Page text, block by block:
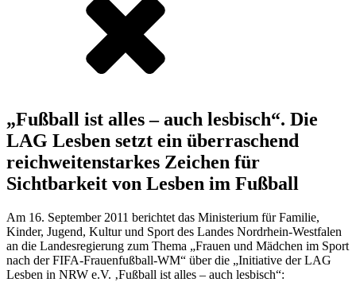
„Fußball ist alles – auch lesbisch“. Die
LAG Lesben setzt ein überraschend
reichweitenstarkes Zeichen für
Sichtbarkeit von Lesben im Fußball
Am 16. September 2011 berichtet das Ministerium für Familie,
Kinder, Jugend, Kultur und Sport des Landes Nordrhein-Westfalen
an die Landesregierung zum Thema „Frauen und Mädchen im Sport
nach der FIFA-Frauenfußball-WM“ über die „Initiative der LAG
Lesben in NRW e.V. ‚Fußball ist alles – auch lesbisch“: